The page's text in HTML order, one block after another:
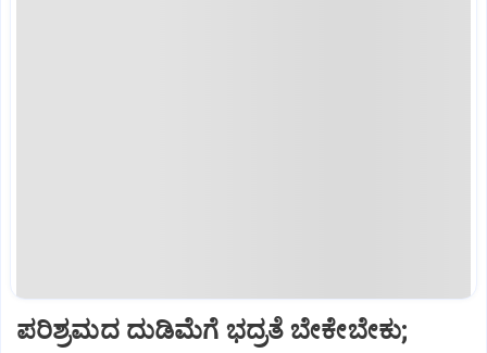
ಪರಿಶ್ರಮದ ದುಡಿಮೆಗೆ ಭದ್ರತೆ ಬೇಕೇಬೇಕು;